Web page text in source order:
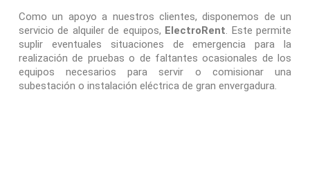
Como un apoyo a nuestros clientes, disponemos de un
servicio de alquiler de equipos, ElectroRent . Este permite
suplir eventuales situaciones de emergencia para la
realización de pruebas o de faltantes ocasionales de los
equipos necesarios para servir o comisionar una
subestación o instalación eléctrica de gran envergadura.